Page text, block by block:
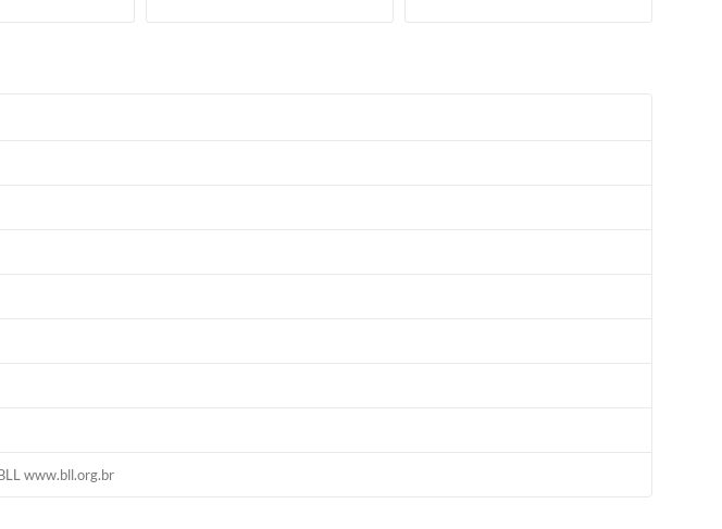
www.bll.org.br